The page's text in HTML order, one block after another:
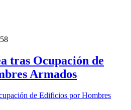
tras Ocupación de
Armados